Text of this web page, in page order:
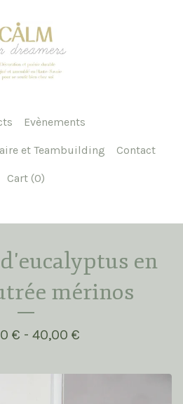
Evènements
et Teambuilding Contact
Cart (0)
en
mérinos
€ - 40,00 €